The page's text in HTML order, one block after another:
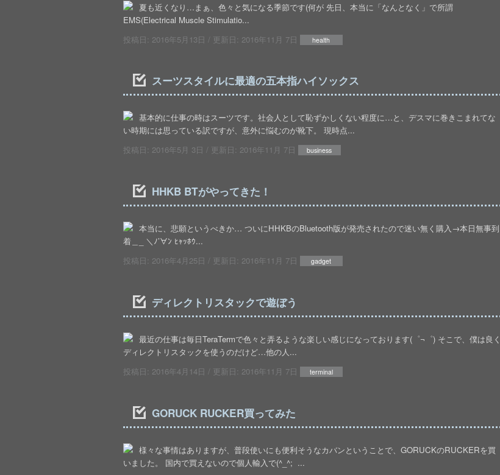
夏も近くなり…まぁ、色々と気になる季節です(何が 先日、本当に「なんとなく」で所謂
EMS(Electrical Muscle Stimulatio...
投稿日: 2016年5月13日 / 更新日: 2016年11月 7日 health
スーツスタイルに最適の五本指ハイソックス
基本的に仕事の時はスーツです。社会人として恥ずかしくない程度に…と、デスマに巻きこまれてな
い時期には思っている訳ですが、意外に悩むのが靴下。 現時点...
投稿日: 2016年5月 3日 / 更新日: 2016年11月 7日 business
HHKB BTがやってきた！
本当に、悲願というべきか… ついにHHKBのBluetooth版が発売されたので迷い無く購入→本日無事到
着＿_ ＼ﾉ’∀ﾝ ﾋｬｯﾎｳ...
投稿日: 2016年4月25日 / 更新日: 2016年11月 7日 gadget
ディレクトリスタックで遊ぼう
最近の仕事は毎日TeraTermで色々と弄るような楽しい感じになっております(゜¬゜) そこで、僕は良く
ディレクトリスタックを使うのだけど…他の人...
投稿日: 2016年4月14日 / 更新日: 2016年11月 7日 terminal
GORUCK RUCKER買ってみた
様々な事情はありますが、普段使いにも便利そうなカバンということで、GORUCKのRUCKERを買
いました。 国内で買えないので個人輸入で(^_^; ...